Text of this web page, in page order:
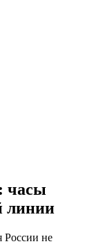
часы
линии
России не